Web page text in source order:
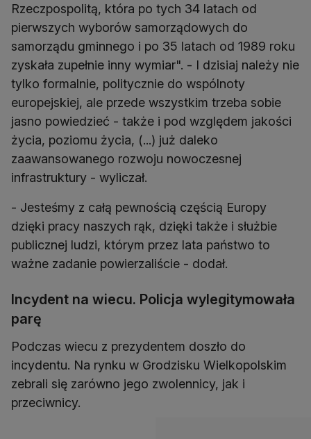
Rzeczpospolitą, która po tych 34 latach od
pierwszych wyborów samorządowych do
samorządu gminnego i po 35 latach od 1989 roku
zyskała zupełnie inny wymiar". - I dzisiaj należy nie
tylko formalnie, politycznie do wspólnoty
europejskiej, ale przede wszystkim trzeba sobie
jasno powiedzieć - także i pod względem jakości
życia, poziomu życia, (...) już daleko
zaawansowanego rozwoju nowoczesnej
infrastruktury - wyliczał.
- Jesteśmy z całą pewnością częścią Europy
dzięki pracy naszych rąk, dzięki także i służbie
publicznej ludzi, którym przez lata państwo to
ważne zadanie powierzaliście - dodał.
Incydent na wiecu. Policja wylegitymowała
parę
Podczas wiecu z prezydentem doszło do
incydentu. Na rynku w Grodzisku Wielkopolskim
zebrali się zarówno jego zwolennicy, jak i
przeciwnicy.